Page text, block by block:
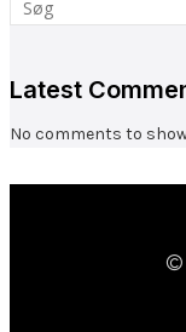
Latest
No comments to
©